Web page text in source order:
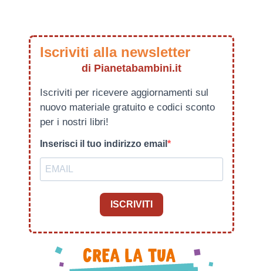
Iscriviti alla newsletter
di Pianetabambini.it
Iscriviti per ricevere aggiornamenti sul
nuovo materiale gratuito e codici sconto
per i nostri libri!
Inserisci il tuo indirizzo email
ISCRIVITI